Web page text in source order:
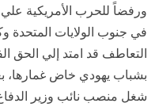
ورفضاً للحرب الأمريكية
في جنوب الولايات المتحدة
التعاطف قد امتد إلي الحق
بشباب يهودي خاض غمارها،
شغل منصب نائب وزير